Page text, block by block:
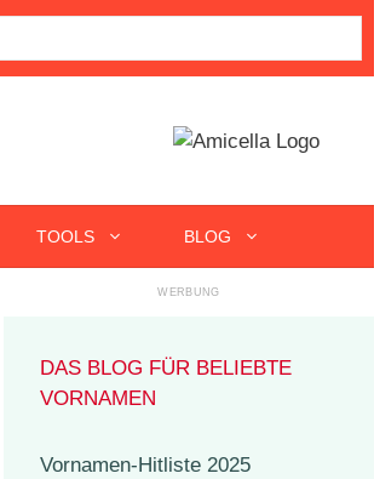
TOOLS BLOG
DAS BLOG FÜR BELIEBTE
VORNAMEN
Vornamen-Hitliste 2025